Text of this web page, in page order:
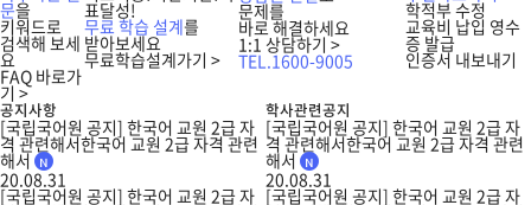
문을
키워드로
검색해 보세
요
FAQ 바로가
기 >
표달성!
무료 학습 설계를
받아보세요
무료학습설계가기 >
문제를
바로 해결하세요
1:1 상담하기 >
TEL.1600-9005
학적부 수정
교육비 납입 영수
증 발급
인증서 내보내기
공지사항
[국립국어원 공지] 한국어 교원 2급 자
격 관련해서한국어 교원 2급 자격 관련
해서
20.08.31
[국립국어원 공지] 한국어 교원 2급 자
학사관련공지
[국립국어원 공지] 한국어 교원 2급 자
격 관련해서한국어 교원 2급 자격 관련
해서
20.08.31
[국립국어원 공지] 한국어 교원 2급 자